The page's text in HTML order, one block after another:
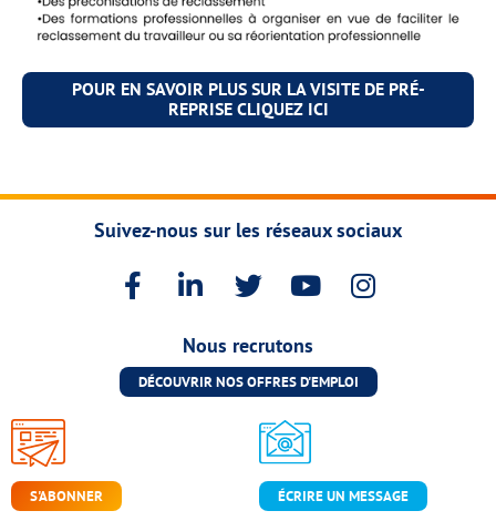
POUR EN SAVOIR PLUS SUR LA VISITE DE PRÉ-
REPRISE CLIQUEZ ICI
Suivez-nous sur les réseaux sociaux
Nous recrutons
DÉCOUVRIR NOS OFFRES D'EMPLOI
S'ABONNER ÉCRIRE UN MESSAGE